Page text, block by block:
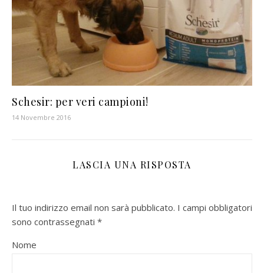
Schesir: per veri campioni!
14 Novembre 2016
LASCIA UNA RISPOSTA
Il tuo indirizzo email non sarà pubblicato. I campi obbligatori
sono contrassegnati *
Nome